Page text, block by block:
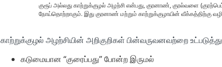
குரூப் அல்லது காற்றுக்குழல் அழற்சி என்பது, குரனாண், குரல்வளை
நோய்தொற்றாகும். இது குரனாண் மற்றும் காற்றுக்குழாயின் வீக்கத்திற்கு
காற்றுக்குழல் அழற்சியின் அறிகுறிகள் பின்வருவனவற்றை
கடுமையான “குரைப்பது” போன்ற இருமல்